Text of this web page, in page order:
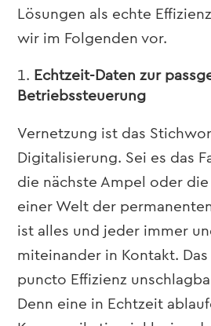
Lösungen als echte
wir im Folgenden vor.
Echtzeit-Daten zur
Betriebssteuerung
Vernetzung ist das
Digitalisierung. Sei es das
die nächste Ampel oder die
einer Welt der
ist alles und jeder immer
miteinander in Kontakt.
puncto Effizienz
Denn eine in Echtzeit